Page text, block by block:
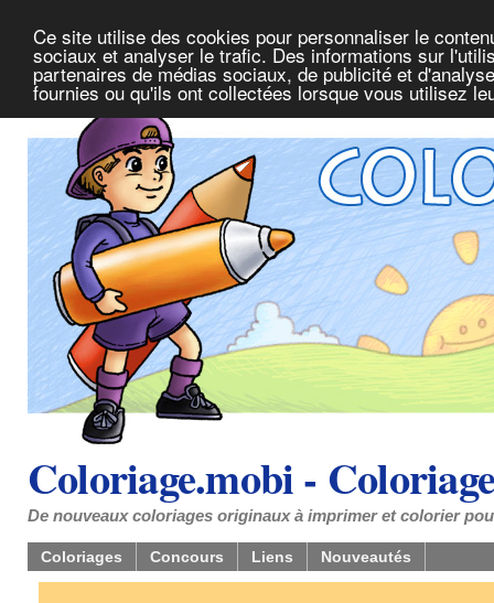
Ce site utilise des cookies pour personnaliser le
sociaux et analyser le trafic. Des informations sur
partenaires de médias sociaux, de publicité et
fournies ou qu'ils ont collectées lorsque vous utilisez
Coloriage.mobi -
De nouveaux coloriages originaux à imprimer et colorier
Coloriages Concours Liens Nouveautés